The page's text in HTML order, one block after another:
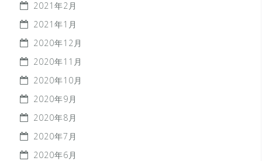
2021年2月
2021年1月
2020年12月
2020年11月
2020年10月
2020年9月
2020年8月
2020年7月
2020年6月